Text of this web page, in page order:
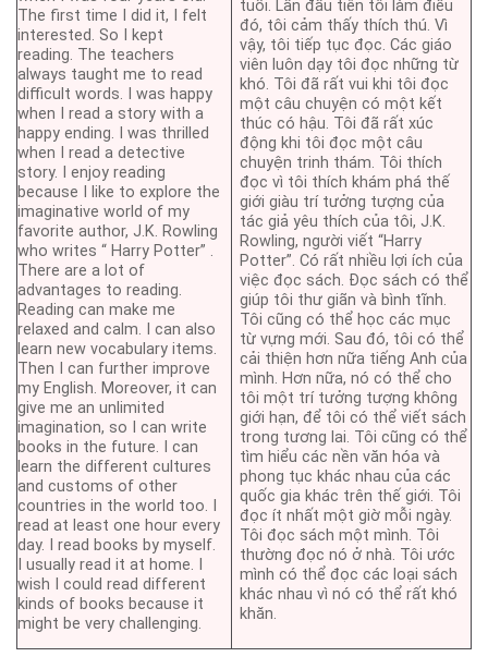
The first time I did it, I felt
interested. So I kept
reading. The teachers
always taught me to read
difficult words. I was happy
when I read a story with a
happy ending. I was thrilled
when I read a detective
story. I enjoy reading
because I like to explore the
imaginative world of my
favorite author, J.K. Rowling
who writes “ Harry Potter” .
There are a lot of
advantages to reading.
Reading can make me
relaxed and calm. I can also
learn new vocabulary items.
Then I can further improve
my English. Moreover, it can
give me an unlimited
imagination, so I can write
books in the future. I can
learn the different cultures
and customs of other
countries in the world too. I
read at least one hour every
day. I read books by myself.
I usually read it at home. I
wish I could read different
kinds of books because it
might be very challenging.
tuổi. Lần đầu tiên tôi làm điều
đó, tôi cảm thấy thích thú. Vì
vậy, tôi tiếp tục đọc. Các giáo
viên luôn dạy tôi đọc những từ
khó. Tôi đã rất vui khi tôi đọc
một câu chuyện có một kết
thúc có hậu. Tôi đã rất xúc
động khi tôi đọc một câu
chuyện trinh thám. Tôi thích
đọc vì tôi thích khám phá thế
giới giàu trí tưởng tượng của
tác giả yêu thích của tôi, J.K.
Rowling, người viết “Harry
Potter”. Có rất nhiều lợi ích của
việc đọc sách. Đọc sách có thể
giúp tôi thư giãn và bình tĩnh.
Tôi cũng có thể học các mục
từ vựng mới. Sau đó, tôi có thể
cải thiện hơn nữa tiếng Anh của
mình. Hơn nữa, nó có thể cho
tôi một trí tưởng tượng không
giới hạn, để tôi có thể viết sách
trong tương lai. Tôi cũng có thể
tìm hiểu các nền văn hóa và
phong tục khác nhau của các
quốc gia khác trên thế giới. Tôi
đọc ít nhất một giờ mỗi ngày.
Tôi đọc sách một mình. Tôi
thường đọc nó ở nhà. Tôi ước
mình có thể đọc các loại sách
khác nhau vì nó có thể rất khó
khăn.